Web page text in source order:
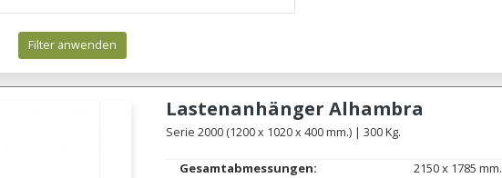
Filter anwenden
Lastenanhänger Alhambra
Serie 2000 (1200 x 1020 x 400 mm.) | 300 Kg.
Gesamtabmessungen:
2150 x 1785 mm.